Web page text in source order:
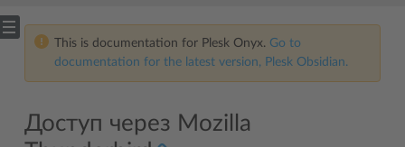
This is documentation for Plesk Onyx. Go to
documentation for the latest version, Plesk Obsidian.
Доступ через Mozilla